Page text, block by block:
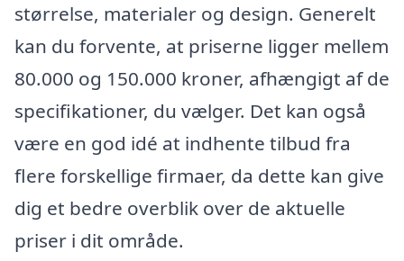
størrelse, materialer og design. Generelt
kan du forvente, at priserne ligger mellem
80.000 og 150.000 kroner, afhængigt af de
specifikationer, du vælger. Det kan også
være en god idé at indhente tilbud fra
flere forskellige firmaer, da dette kan give
dig et bedre overblik over de aktuelle
priser i dit område.